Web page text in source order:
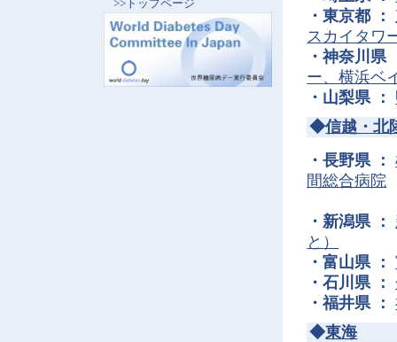
・東京都 ：
スカイタワ
・神奈川県
ー、横浜ベ
・山梨県 ：
◆信越・北
・長野県 ：
間総合病院
・新潟県 ：
と）
・富山県 ：
・石川県 ：
・福井県 ：
◆東海
>>トップページ